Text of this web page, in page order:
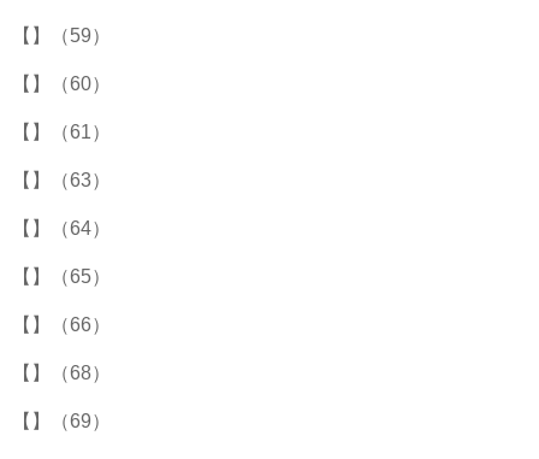
【】（59）
【】（60）
【】（61）
【】（63）
【】（64）
【】（65）
【】（66）
【】（68）
【】（69）